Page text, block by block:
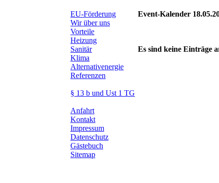
EU-Förderung
Wir über uns
Vorteile
Heizung
Sanitär
Klima
Alternativenergie
Referenzen
§ 13 b und Ust 1 TG
Anfahrt
Kontakt
Impressum
Datenschutz
Gästebuch
Sitemap
Event-Kalender
Es sind keine Einträge